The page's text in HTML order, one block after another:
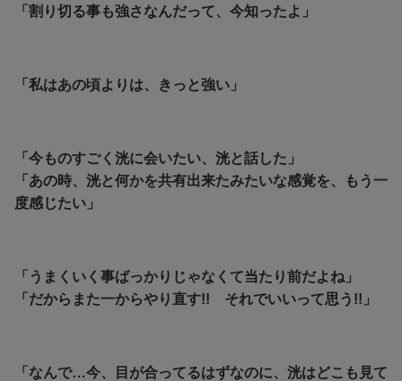
「割り切る事も強さなんだって、今知ったよ」
「私はあの頃よりは、きっと強い」
「今ものすごく洸に会いたい、洸と話した」
「あの時、洸と何かを共有出来たみたいな感覚を、もう一
度感じたい」
「うまくいく事ばっかりじゃなくて当たり前だよね」
「だからまた一からやり直す!! それでいいって思う!!」
「なんで…今、目が合ってるはずなのに、洸はどこも見て